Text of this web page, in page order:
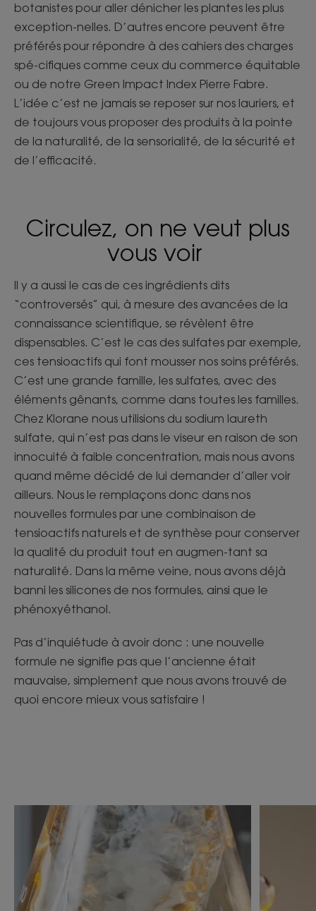
botanistes pour aller dénicher les plantes les plus
exception-nelles. D’autres encore peuvent être
préférés pour répondre à des cahiers des charges
spé-cifiques comme ceux du commerce équitable
ou de notre Green Impact Index Pierre Fabre.
L’idée c’est ne jamais se reposer sur nos lauriers, et
de toujours vous proposer des produits à la pointe
de la naturalité, de la sensorialité, de la sécurité et
de l’efficacité.
Circulez, on ne veut plus
vous voir
Il y a aussi le cas de ces ingrédients dits
“controversés” qui, à mesure des avancées de la
connaissance scientifique, se révèlent être
dispensables. C’est le cas des sulfates par exemple,
ces tensioactifs qui font mousser nos soins préférés.
C’est une grande famille, les sulfates, avec des
éléments gênants, comme dans toutes les familles.
Chez Klorane nous utilisions du sodium laureth
sulfate, qui n’est pas dans le viseur en raison de son
innocuité à faible concentration, mais nous avons
quand même décidé de lui demander d’aller voir
ailleurs. Nous le remplaçons donc dans nos
nouvelles formules par une combinaison de
tensioactifs naturels et de synthèse pour conserver
la qualité du produit tout en augmen-tant sa
naturalité. Dans la même veine, nous avons déjà
banni les silicones de nos formules, ainsi que le
phénoxyéthanol.
Pas d’inquiétude à avoir donc : une nouvelle
formule ne signifie pas que l’ancienne était
mauvaise, simplement que nous avons trouvé de
quoi encore mieux vous satisfaire !